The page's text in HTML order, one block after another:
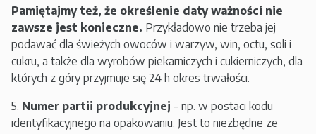
Pamiętajmy też, że określenie daty ważności nie
zawsze jest konieczne. Przykładowo nie trzeba jej
podawać dla świeżych owoców i warzyw, win, octu, soli i
cukru, a także dla wyrobów piekarniczych i cukierniczych, dla
których z góry przyjmuje się 24 h okres trwałości.
5. Numer partii produkcyjnej – np. w postaci kodu
identyfikacyjnego na opakowaniu. Jest to niezbędne ze